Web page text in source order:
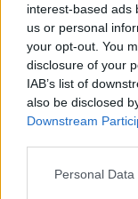
interest-based ads
us or personal
your opt-out. You
disclosure of your
IAB’s list of
also be disclosed
Downstream
Personal
marítimos y
Alquiler
Alquiler
Centro de
Perfil